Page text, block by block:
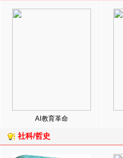
AI教育革命
社科/哲史